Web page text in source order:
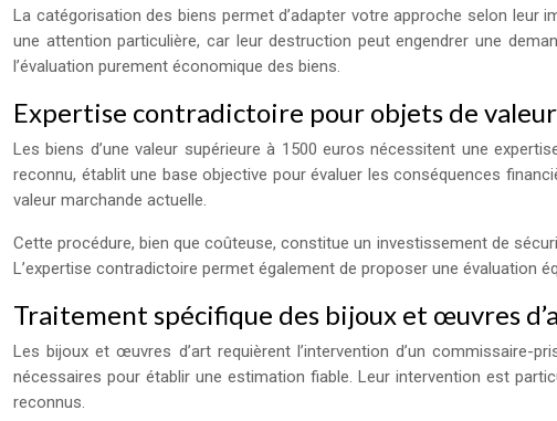
La catégorisation des biens permet d’adapter votre approche selon
une attention particulière, car leur destruction peut engendrer une
l’évaluation purement économique des biens.
Expertise contradictoire pour objets de
Les biens d’une valeur supérieure à 1500 euros nécessitent une
reconnu, établit une base objective pour évaluer les conséquences
valeur marchande actuelle.
Cette procédure, bien que coûteuse, constitue un investissement de
L’expertise contradictoire permet également de proposer une évaluation
Traitement spécifique des bijoux et œuvres
Les bijoux et œuvres d’art requièrent l’intervention d’un commissaire-
nécessaires pour établir une estimation fiable. Leur intervention est
reconnus.